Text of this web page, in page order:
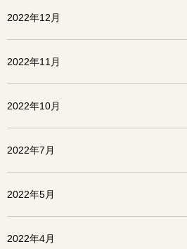
2022年12月
2022年11月
2022年10月
2022年7月
2022年5月
2022年4月